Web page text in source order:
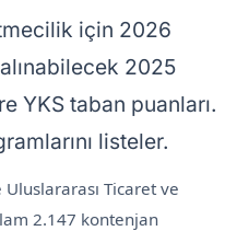
için 2026
2025
YKS taban puanları.
listeler.
Ticaret ve
2.147 kontenjan